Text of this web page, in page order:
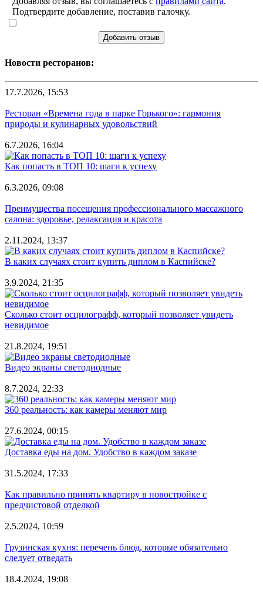
Подтвердите добавление, поставив галочку.
Добавить отзыв
Новости ресторанов:
17.7.2026, 15:53
Ресторан «Времена года в парке Горького»: гармония
природы и кулинарных удовольствий
6.7.2026, 16:04
Как попасть в ТОП 10: шаги к успеху
6.3.2026, 09:08
Преимущества посещения профессионального массажного
салона: здоровье, релаксация и красота
2.11.2024, 13:37
В каких случаях стоит купить диплом в Каспийске?
3.9.2024, 21:35
Сколько стоит осцилографф, который позволяет увидеть
невидимое
21.8.2024, 19:51
Видео экраны светодиодные
8.7.2024, 22:33
360 реальность: как камеры меняют мир
27.6.2024, 00:15
Доставка еды на дом. Удобство в каждом заказе
31.5.2024, 17:33
Как правильно принять квартиру в новостройке с
предчистовой отделкой
2.5.2024, 10:59
Грузинская кухня: перечень блюд, которые обязательно
следует отведать
18.4.2024, 19:08